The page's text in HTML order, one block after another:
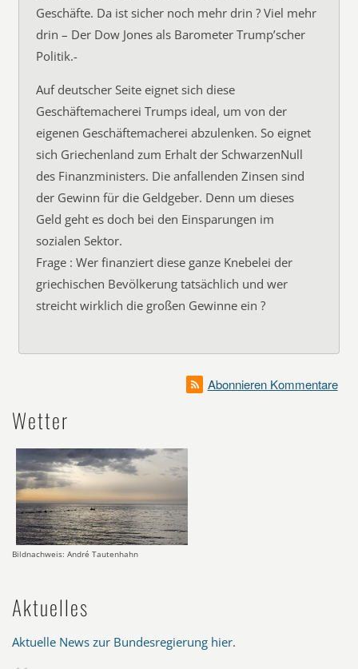
Geschäfte. Da ist sicher noch mehr drin ? Viel mehr
drin – Der Dow Jones als Barometer Trump’scher
Politik.-
Auf deutscher Seite eignet sich diese
Geschäftemacherei Trumps ideal, um von der
eigenen Geschäftemacherei abzulenken. So eignet
sich Griechenland zum Erhalt der SchwarzenNull
des Finanzministers. Die anfallenden Zinsen sind
der Gewinn für die Geldgeber. Denn um dieses
Geld geht es doch bei den Einsparungen im
sozialen Sektor.
Frage : Wer finanziert diese ganze Knebelei der
griechischen Bevölkerung tatsächlich und wer
streicht wirklich die großen Gewinne ein ?
Abonnieren Kommentare
Wetter
Bildnachweis: André Tautenhahn
Aktuelles
Aktuelle News zur Bundesregierung hier.